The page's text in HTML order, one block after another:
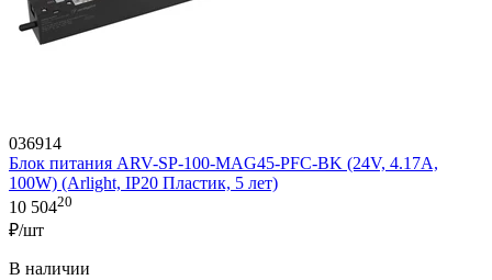
036914
Блок питания ARV-SP-100-MAG45-PFC-BK (24V, 4.17A,
100W) (Arlight, IP20 Пластик, 5 лет)
10 50420
₽/шт
В наличии